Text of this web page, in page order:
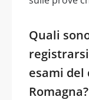
Quali
esami del
Romagna?